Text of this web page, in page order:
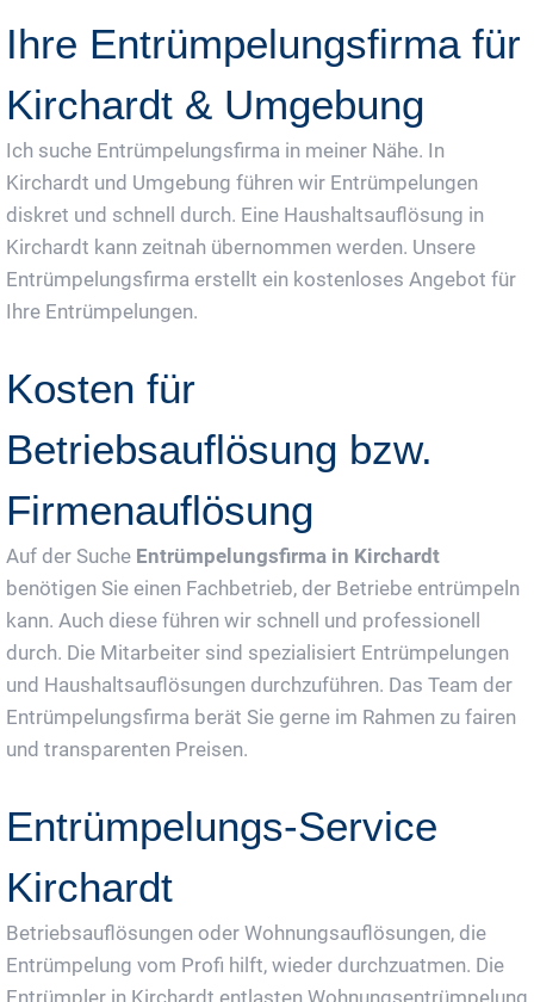
Ihre Entrümpelungsfirma für
Kirchardt & Umgebung
Ich suche Entrümpelungsfirma in meiner Nähe. In
Kirchardt und Umgebung führen wir Entrümpelungen
diskret und schnell durch. Eine Haushaltsauflösung in
Kirchardt kann zeitnah übernommen werden. Unsere
Entrümpelungsfirma erstellt ein kostenloses Angebot für
Ihre Entrümpelungen.
Kosten für
Betriebsauflösung bzw.
Firmenauflösung
Auf der Suche Entrümpelungsfirma in Kirchardt
benötigen Sie einen Fachbetrieb, der Betriebe entrümpeln
kann. Auch diese führen wir schnell und professionell
durch. Die Mitarbeiter sind spezialisiert Entrümpelungen
und Haushaltsauflösungen durchzuführen. Das Team der
Entrümpelungsfirma berät Sie gerne im Rahmen zu fairen
und transparenten Preisen.
Entrümpelungs-Service
Kirchardt
Betriebsauflösungen oder Wohnungsauflösungen, die
Entrümpelung vom Profi hilft, wieder durchzuatmen. Die
Entrümpler in Kirchardt entlasten Wohnungsentrümpelung